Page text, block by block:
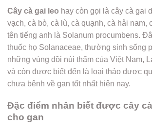
Cây cà gai leo hay còn gọi là cây cà gai
vạch, cà bò, cà lù, cà quạnh, cà hải
tên tiếng anh là Solanum procumbens.
thuốc họ Solanaceae, thường sinh sống
những vùng đồi núi thấm của Việt Nam,
và còn được biết đến là loại thảo dược
chưa bệnh về gan tốt nhất hiện nay.
Đặc điểm nhân biết được cây
cho gan